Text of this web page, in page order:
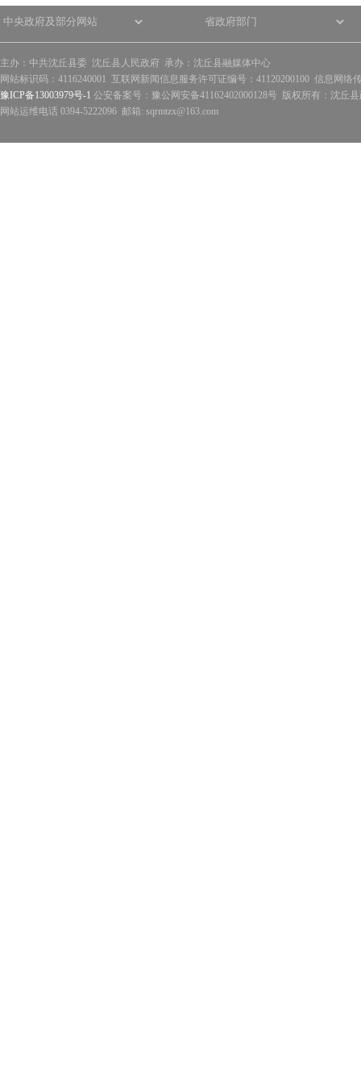
主办：中共沈丘县委 沈丘县人民政府 承办：沈丘县融媒体中心
网站标识码：4116240001 互联网新闻信息服务许可证编号：41120200100 信息网络
豫ICP备13003979号-1 公安备案号：豫公网安备41162402000128号 版权所有：沈丘
网站运维电话 0394-5222096 邮箱: sqrmtzx@163.com